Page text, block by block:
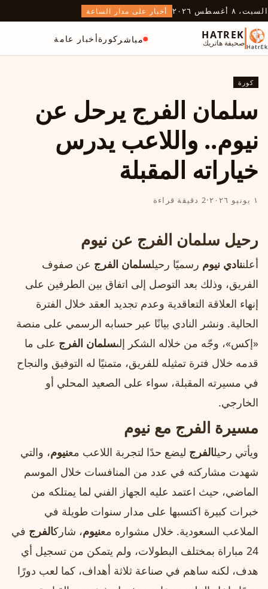
السبت، ٨ أغسطس ٢٠٢٦ أخبار على مدار الساعة
HATREK
صحيفة هاتريك مباشر كورةأخبار عامة
كورة
سلمان الفرج يرحل عن
نيوم.. واللاعب يدرس
خياراته المقبلة
١ يونيو ٢٠٢٦ ·2 دقيقة قراءة
رحيل سلمان الفرج عن نيوم
أعلننادي نيوم رسميًا رحيلسلمان الفرج عن صفوف
الفريق، وذلك بعد التوصل إلى اتفاق بين الطرفين على
إنهاء العلاقة التعاقدية وعدم تجديد العقد خلال الفترة
الحالية. ونشر النادي بيانًا عبر حسابه الرسمي على منصة
«إكس»، وجّه من خلاله الشكر إلىسلمان الفرج على ما
قدمه خلال فترة تمثيله للفريق، متمنيًا له التوفيق والنجاح
في مسيرته المقبلة، سواء على الصعيد المحلي أو
الخارجي.
مسيرة الفرج مع نيوم
ويأتي رحيلالفرج ليضع حدًا لتجربة اللاعب معنيوم، والتي
شهدت مشاركته في عدد من المنافسات خلال الموسم
الماضي، حيث اعتمد عليه الجهاز الفني لما يمتلكه من
خبرات كبيرة اكتسبها على مدار سنوات طويلة في
الملاعب السعودية. خلال مشواره معنيوم، شاركالفرج في
24 مباراة بمختلف البطولات، ولم يتمكن من تسجيل أي
هدف، لكنه ساهم في صناعة ثلاثة أهداف، كما لعب دورًا